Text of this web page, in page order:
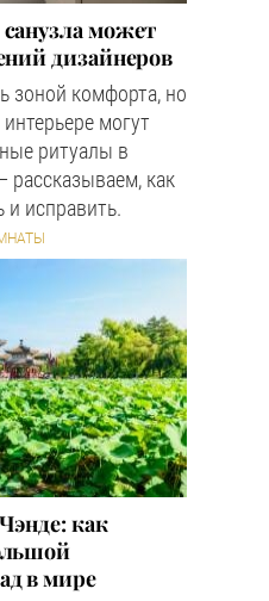
может
дизайнеров
зоной комфорта, но
могут
ритуалы в
рассказываем, как
и исправить.
как
в мире